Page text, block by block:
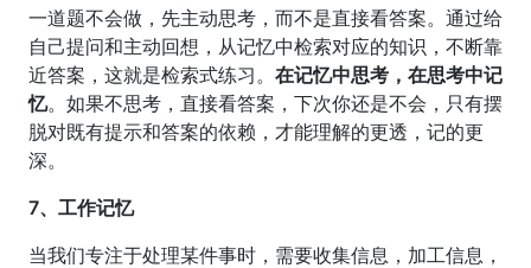
一道题不会做，先主动思考，而不是直接看答案。通过给
自己提问和主动回想，从记忆中检索对应的知识，不断靠
近答案，这就是检索式练习。 在记忆中思考，在思考中记
忆。如果不思考，直接看答案，下次你还是不会，只有摆
脱对既有提示和答案的依赖，才能理解的更透，记的更
深。
7、工作记忆
当我们专注于处理某件事时，需要收集信息，加工信息，